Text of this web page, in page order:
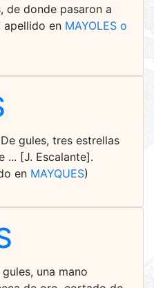
de donde pasaron a
apellido en MAYOLES o
gules, tres estrellas
... [J. Escalante].
en MAYQUES)
una mano